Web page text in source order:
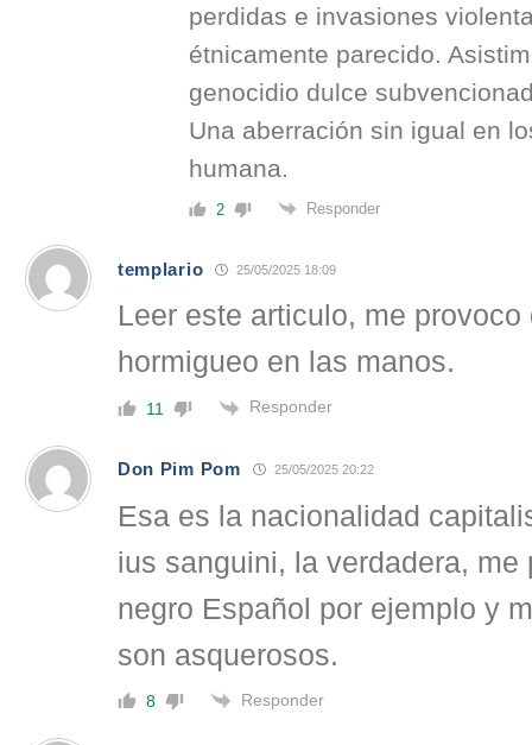
perdidas e invasiones
étnicamente parecido.
genocidio dulce
Una aberración sin igual en
humana.
2 Responder
templario 25/05/2025 18:09
Leer este articulo, me
hormigueo en las manos.
11 Responder
Don Pim Pom 25/05/2025 20:22
Esa es la nacionalidad
ius sanguini, la verdadera, me
negro Español por ejemplo y
son asquerosos.
8 Responder